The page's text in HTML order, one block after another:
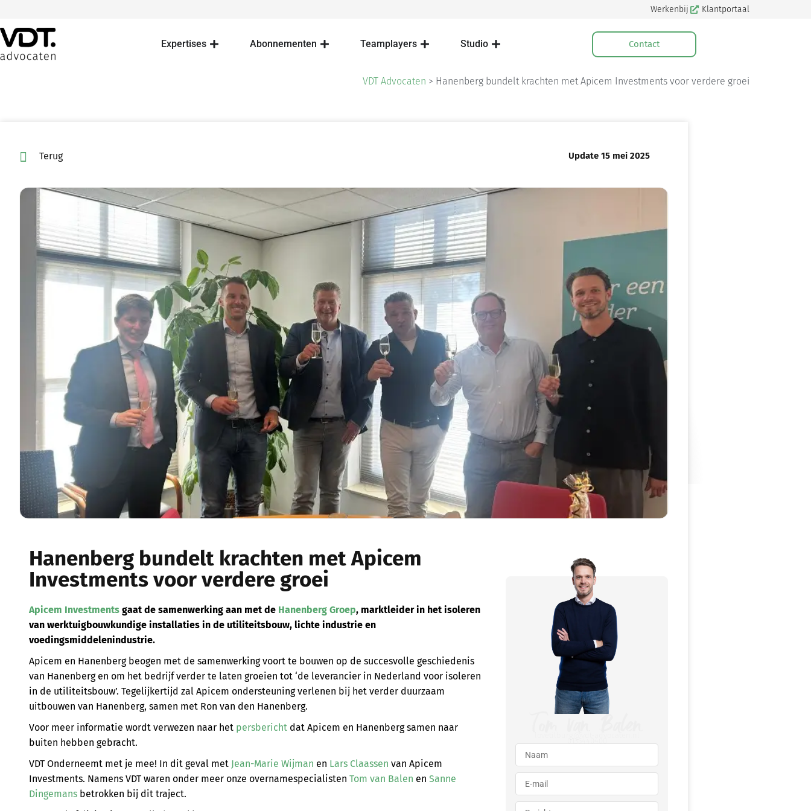
Werkenbij Klantportaal
Expertises Abonnementen Teamplayers Studio Contact
VDT Advocaten > Hanenberg bundelt krachten met Apicem Investments voor verdere groei
Terug Update 15 mei 2025
Hanenberg bundelt krachten met Apicem
Investments voor verdere groei
Apicem Investments gaat de samenwerking aan met de Hanenberg Groep, marktleider in het isoleren
van werktuigbouwkundige installaties in de utiliteitsbouw, lichte industrie en
voedingsmiddelenindustrie.
Apicem en Hanenberg beogen met de samenwerking voort te bouwen op de succesvolle geschiedenis
van Hanenberg en om het bedrijf verder te laten groeien tot ‘de leverancier in Nederland voor isoleren
in de utiliteitsbouw’. Tegelijkertijd zal Apicem ondersteuning verlenen bij het verder duurzaam
uitbouwen van Hanenberg, samen met Ron van den Hanenberg.
Voor meer informatie wordt verwezen naar het persbericht dat Apicem en Hanenberg samen naar
buiten hebben gebracht.
VDT Onderneemt met je mee! In dit geval met Jean-Marie Wijman en Lars Claassen van Apicem
Investments. Namens VDT waren onder meer onze overnamespecialisten Tom van Balen en Sanne
Dingemans betrokken bij dit traject.
Tom van Balen